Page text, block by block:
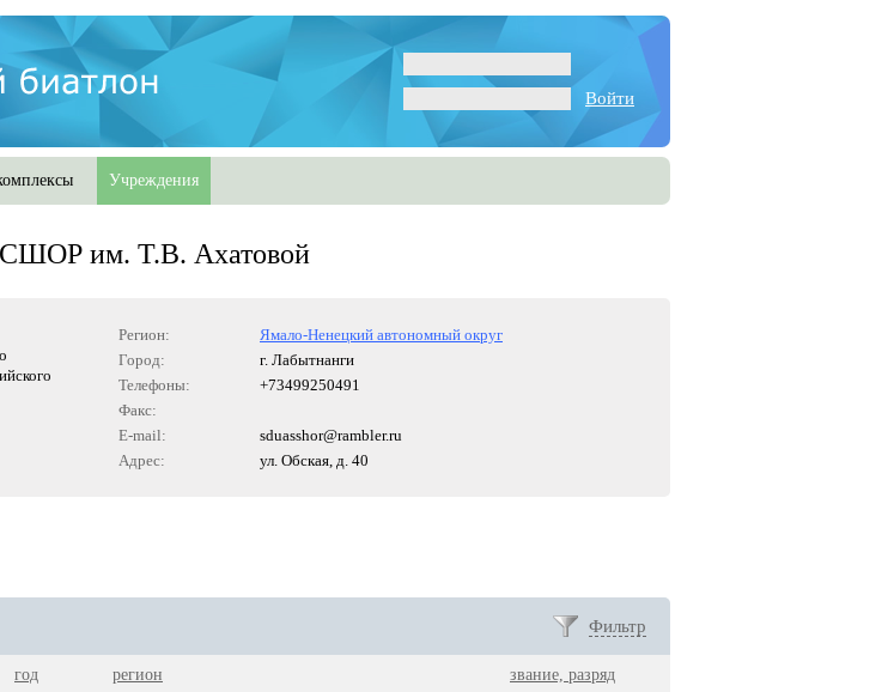
Войти
Учреждения
им. Т.В. Ахатовой
Регион:
Ямало-Ненецкий автономный округ
Город:
г. Лабытнанги
Телефоны:
+73499250491
Факс:
E-mail:
sduasshor@rambler.ru
Адрес:
ул. Обская, д. 40
Фильтр
год регион звание, разряд